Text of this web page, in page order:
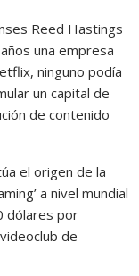
Reed Hastings
una empresa
ninguno podía
un capital de
de contenido
el origen de la
a nivel mundial
dólares por
de